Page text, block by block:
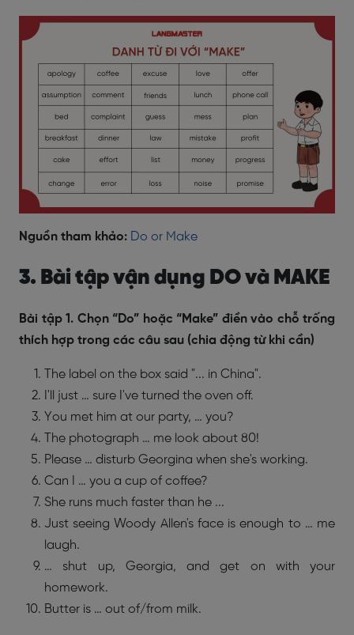
Nguồn tham khảo: Do or Make
3. Bài tập vận dụng DO và MAKE
Bài tập 1. Chọn “Do” hoặc “Make” điền vào chỗ trống
thích hợp trong các câu sau (chia động từ khi cần)
The label on the box said "... in China".
I'll just … sure I've turned the oven off.
You met him at our party, … you?
The photograph … me look about 80!
Please … disturb Georgina when she's working.
Can I … you a cup of coffee?
She runs much faster than he ...
Just seeing Woody Allen's face is enough to … me
laugh.
… shut up, Georgia, and get on with your
homework.
Butter is … out of/from milk.